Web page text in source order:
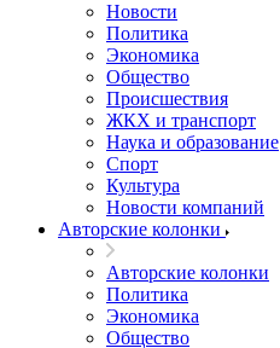
Новости
Политика
Экономика
Общество
Происшествия
ЖКХ и транспорт
Наука и образование
Спорт
Культура
Новости компаний
Авторские колонки
Авторские колонки
Политика
Экономика
Общество